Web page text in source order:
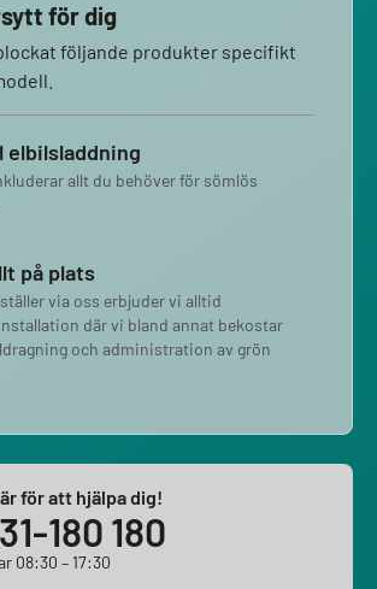
för dig
följande produkter specifikt
elbilsladdning
allt du behöver för sömlös
på plats
via oss erbjuder vi alltid
där vi bland annat bekostar
och administration av grön
för att hjälpa dig!
180 180
08:30 – 17:30